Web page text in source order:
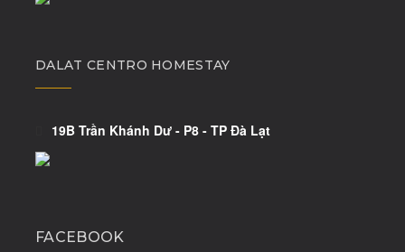
DALAT CENTRO HOMESTAY
19B Trần Khánh Dư - P8 - TP Đà Lạt
FACEBOOK